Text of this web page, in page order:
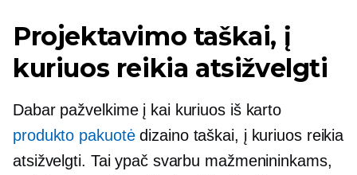
Projektavimo taškai, į
kuriuos reikia atsižvelgti
Dabar pažvelkime į kai kuriuos iš karto
produkto pakuotėdizaino taškai, į kuriuos reikia
atsižvelgti. Tai ypač svarbu mažmenininkams,